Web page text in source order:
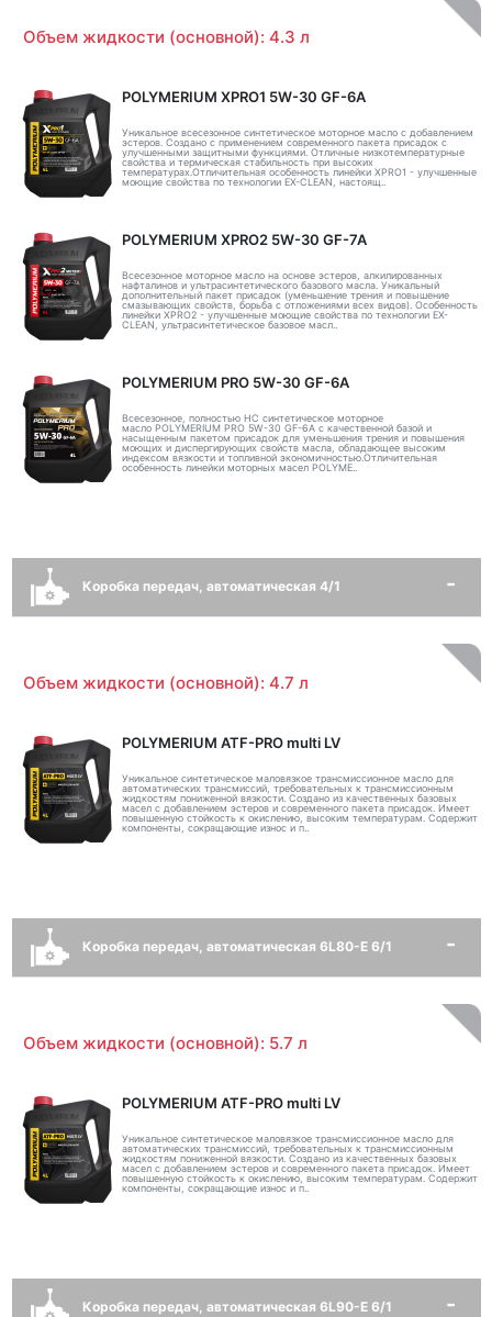
Объем жидкости (основной): 4.3 л
POLYMERIUM XPRO1 5W-30 GF-6A
Уникальное всесезонное синтетическое моторное масло с добавлением
эстеров. Создано с применением современного пакета присадок с
улучшенными защитными функциями. Отличные низкотемпературные
свойства и термическая стабильность при высоких
температурах.Отличительная особенность линейки XPRO1 - улучшенные
моющие свойства по технологии EX-CLEAN, настоящ..
POLYMERIUM XPRO2 5W-30 GF-7A
Всесезонное моторное масло на основе эстеров, алкилированных
нафталинов и ультрасинтетического базового масла. Уникальный
дополнительный пакет присадок (уменьшение трения и повышение
смазывающих свойств, борьба с отложениями всех видов). Особенность
линейки XPRO2 - улучшенные моющие свойства по технологии EX-
CLEAN, ультрасинтетическое базовое масл..
POLYMERIUM PRO 5W-30 GF-6A
Всесезонное, полностью HC синтетическое моторное
масло POLYMERIUM PRO 5W-30 GF-6A с качественной базой и
насыщенным пакетом присадок для уменьшения трения и повышения
моющих и диспергирующих свойств масла, обладающее высоким
индексом вязкости и топливной экономичностью.Отличительная
особенность линейки моторных масел POLYME..
Коробка передач, автоматическая 4/1
Объем жидкости (основной): 4.7 л
POLYMERIUM ATF-PRO multi LV
Уникальное синтетическое маловязкое трансмиссионное масло для
автоматических трансмиссий, требовательных к трансмиссионным
жидкостям пониженной вязкости. Создано из качественных базовых
масел с добавлением эстеров и современного пакета присадок. Имеет
повышенную стойкость к окислению, высоким температурам. Содержит
компоненты, сокращающие износ и п..
Коробка передач, автоматическая 6L80-E 6/1
Объем жидкости (основной): 5.7 л
POLYMERIUM ATF-PRO multi LV
Уникальное синтетическое маловязкое трансмиссионное масло для
автоматических трансмиссий, требовательных к трансмиссионным
жидкостям пониженной вязкости. Создано из качественных базовых
масел с добавлением эстеров и современного пакета присадок. Имеет
повышенную стойкость к окислению, высоким температурам. Содержит
компоненты, сокращающие износ и п..
Коробка передач, автоматическая 6L90-E 6/1